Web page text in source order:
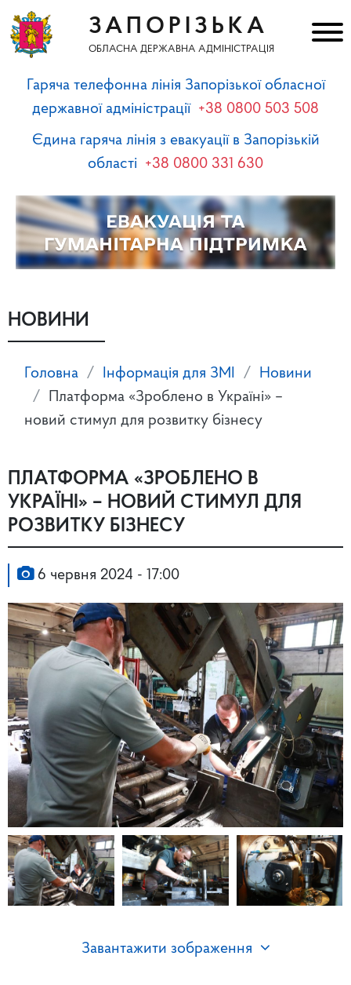
ЗАПОРІЗЬКА
ОБЛАСНА ДЕРЖАВНА АДМІНІСТРАЦІЯ
Гаряча телефонна лінія Запорізької обласної
державної адміністрації +38 0800 503 508
Єдина гаряча лінія з евакуації в Запорізькій
області +38 0800 331 630
НОВИНИ
Головна Інформація для ЗМІ
Новини
Платформа «Зроблено в Україні» –
новий стимул для розвитку бізнесу
ПЛАТФОРМА «ЗРОБЛЕНО В
УКРАЇНІ» – НОВИЙ СТИМУЛ ДЛЯ
РОЗВИТКУ БІЗНЕСУ
6 червня 2024 - 17:00
Завантажити зображення